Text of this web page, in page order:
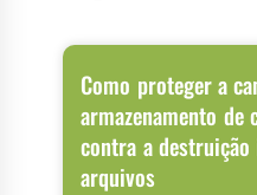
Como proteger a
armazenamento de
contra a
arquivos